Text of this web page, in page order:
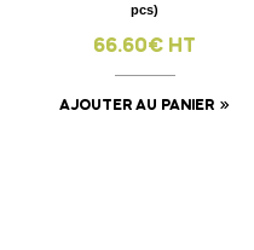
pcs)
66.60€ HT
AJOUTER AU PANIER